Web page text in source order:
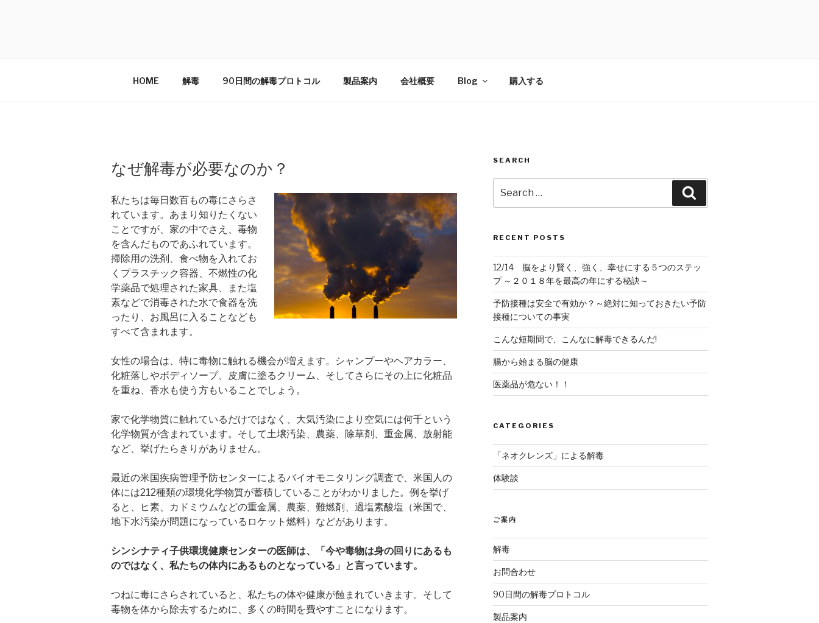
HOME 解毒 90日間の解毒プロトコル 製品案内 会社概要 Blog 購入する
POSTED
ON
なぜ解毒が必要なのか？
私たちは毎日数百もの毒にさらさ
れています。あまり知りたくない
ことですが、家の中でさえ、毒物
を含んだものであふれています。
掃除用の洗剤、食べ物を入れてお
くプラスチック容器、不燃性の化
学薬品で処理された家具、また塩
素などで消毒された水で食器を洗
ったり、お風呂に入ることなども
すべて含まれます。
女性の場合は、特に毒物に触れる機会が増えます。シャンプーやヘアカラー、
化粧落しやボディソープ、皮膚に塗るクリーム、そしてさらにその上に化粧品
を重ね、香水も使う方もいることでしょう。
家で化学物質に触れているだけではなく、大気汚染により空気には何千という
化学物質が含まれています。そして土壌汚染、農薬、除草剤、重金属、放射能
など、挙げたらきりがありません。
最近の米国疾病管理予防センターによるバイオモニタリング調査で、米国人の
体には212種類の環境化学物質が蓄積していることがわかりました。例を挙げ
ると、ヒ素、カドミウムなどの重金属、農薬、難燃剤、過塩素酸塩（米国で、
地下水汚染が問題になっているロケット燃料）などがあります。
シンシナティ子供環境健康センターの医師は、「今や毒物は身の回りにあるも
のではなく、私たちの体内にあるものとなっている」と言っています。
つねに毒にさらされていると、私たちの体や健康が蝕まれていきます。そして
毒物を体から除去するために、多くの時間を費やすことになります。
SEARCH
for:
RECENT POSTS
12/14 脳をより賢く、強く、幸せにする５つのステッ
プ ～２０１８年を最高の年にする秘訣～
予防接種は安全で有効か？～絶対に知っておきたい予防
接種についての事実
こんな短期間で、こんなに解毒できるんだ!
腸から始まる脳の健康
医薬品が危ない！！
CATEGORIES
「ネオクレンズ」による解毒
体験談
ご案内
解毒
お問合わせ
90日間の解毒プロトコル
製品案内